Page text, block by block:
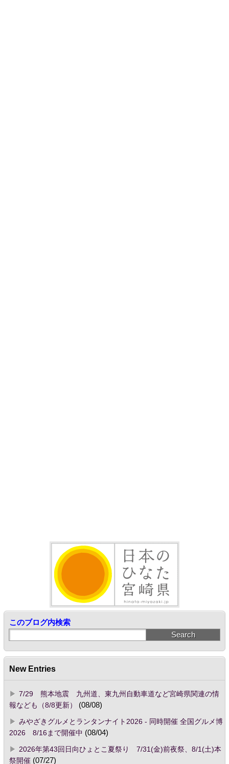
このブログ内検索
New Entries
7/29 熊本地震 九州道、東九州自動車道など宮崎県関連の情
報なども（8/8更新）
(08/08)
みやざきグルメとランタンナイト2026 - 同時開催 全国グルメ博
2026 8/16まで開催中 (08/04)
2026年第43回日向ひょとこ夏祭り 7/31(金)前夜祭、8/1(土)本
祭開催(07/27)